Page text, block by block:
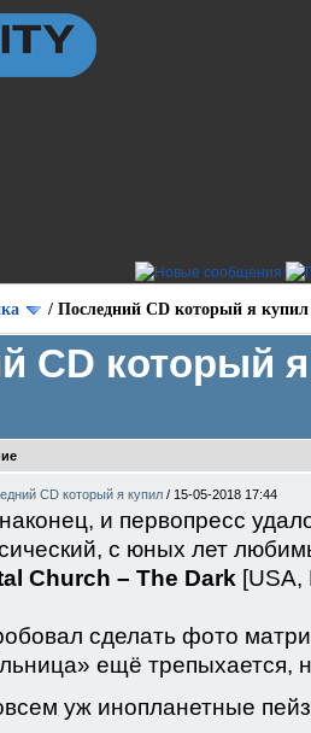
/ Последний CD который я купил
CD который я
CD который я купил / 15-05-2018 17:44
и первопресс
с юных лет
Church ‎– The Dark
сделать фото
ещё трепыхается,
уж инопланетные